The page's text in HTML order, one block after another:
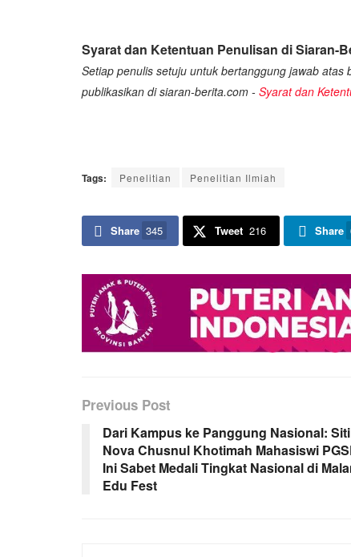
Syarat dan Ketentuan Penulisan di Siaran-
Setiap penulis setuju untuk bertanggung jawab
publikasikan di siaran-berita.com - Syarat dan
Tags: Penelitian Penelitian Ilmiah
Share 345 Tweet 216 Share
Previous Post
Dari Kampus ke Panggung Nasional: Siti
Nova Chusnul Khotimah Mahasiswi
Ini Sabet Medali Tingkat Nasional di
Edu Fest